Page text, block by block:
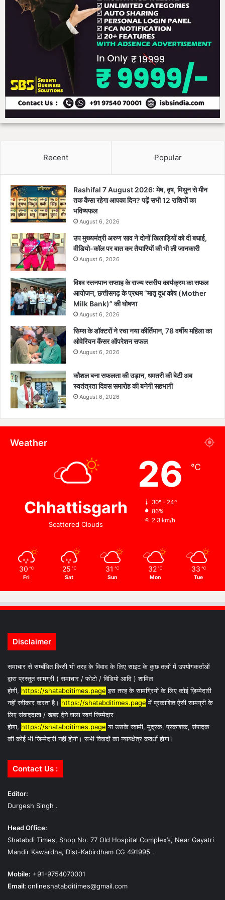
Recent Popular
Rashifal 7 August 2026: मेष, वृष, मिथुन से मीन
तक कैसा रहेगा आपका दिन? पढ़ें सभी 12 राशियों का
भविष्यफल
August 6, 2026
उप मुख्यमंत्री अरुण साव ने दोनों खिलाड़ियों को दी बधाई,
वीडियो-कॉल पर बात कर तैयारियों की भी ली जानकारी
August 6, 2026
विश्व स्तनपान सप्ताह के राज्य स्तरीय कार्यक्रम का सफल
आयोजन, छत्तीसगढ़ के प्रथम “मातृ दूध कोष (Mother
Milk Bank)” की घोषणा
August 6, 2026
सिम्स के डॉक्टरों ने रचा नया कीर्तिमान, 78 वर्षीय महिला का
ओवेरियन कैंसर ऑपरेशन सफल
August 6, 2026
कौशल बना सफलता की उड़ान, धमतरी की बेटी अब
स्वतंत्रता दिवस समारोह की बनेगी सहभागी
August 6, 2026
Weather
Chhattisgarh
Scattered Clouds
26 ℃
30º - 24º
86%
2.3 km/h
30 ℃
Fri
25 ℃
Sat
31 ℃
Sun
32 ℃
Mon
33 ℃
Tue
Disclaimer
समाचार से सम्बंधित किसी भी तरह के विवाद के लिए साइट के कुछ तत्वों में उपयोगकर्ताओं
द्वारा प्रस्तुत सामग्री ( समाचार / फोटो / विडियो आदि ) शामिल
होगी, https://shatabditimes.page इस तरह के सामग्रियों के लिए कोई ज़िम्मेदारी
नहीं स्वीकार करता है। https://shatabditimes.page में प्रकाशित ऐसी सामग्री के
लिए संवाददाता / खबर देने वाला स्वयं जिम्मेदार
होगा, https://shatabditimes.page या उसके स्वामी, मुद्रक, प्रकाशक, संपादक
की कोई भी जिम्मेदारी नहीं होगी। सभी विवादों का न्यायक्षेत्र कवर्धा होगा।
Contact Us :
Editor:
Durgesh Singh .
Head Office:
Shatabdi Times, Shop No. 77 Old Hospital Complex’s, Near Gayatri
Mandir Kawardha, Dist-Kabirdham CG 491995 .
Mobile: +91-9754070001
Email: onlineshatabditimes@gmail.com